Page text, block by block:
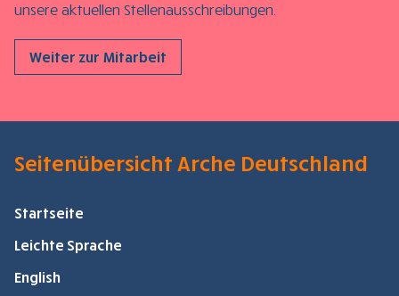
unsere aktuellen Stellenausschreibungen.
Weiter zur Mitarbeit
Seitenübersicht Arche Deutschland
Startseite
Leichte Sprache
English